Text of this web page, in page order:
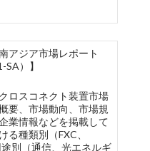
アジア市場レポート
）】
ロスコネクト装置市場
要、市場動向、市場規
業情報などを掲載して
る種類別（FXC、
別（通信、光エネルギ